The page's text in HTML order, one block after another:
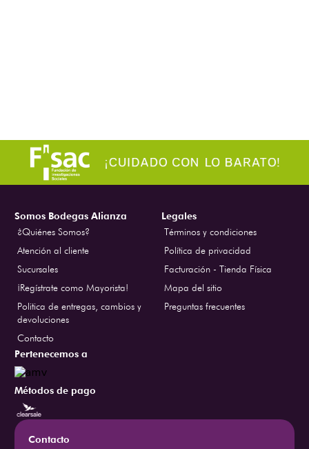
Somos Bodegas Alianza
¿Quiénes Somos?
Atención al cliente
Sucursales
¡Regístrate como Mayorista!
Politica de entregas, cambios y
devoluciones
Contacto
Legales
Términos y condiciones
Política de privacidad
Facturación - Tienda Física
Mapa del sitio
Preguntas frecuentes
Pertenecemos a
Métodos de pago
Contacto